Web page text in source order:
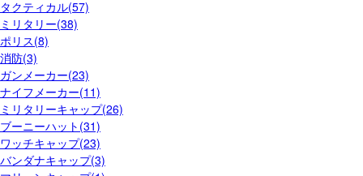
タクティカル(57)
ミリタリー(38)
ポリス(8)
消防(3)
ガンメーカー(23)
ナイフメーカー(11)
ミリタリーキャップ(26)
ブーニーハット(31)
ワッチキャップ(23)
バンダナキャップ(3)